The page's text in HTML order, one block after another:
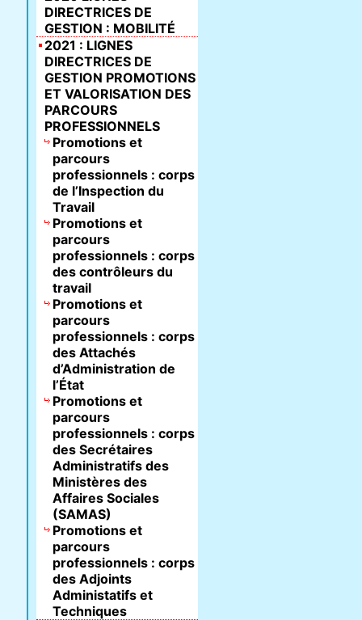
DIRECTRICES DE
GESTION : MOBILITÉ
2021 : LIGNES
DIRECTRICES DE
GESTION PROMOTIONS
ET VALORISATION DES
PARCOURS
PROFESSIONNELS
Promotions et
parcours
professionnels : corps
de l’Inspection du
Travail
Promotions et
parcours
professionnels : corps
des contrôleurs du
travail
Promotions et
parcours
professionnels : corps
des Attachés
d’Administration de
l’État
Promotions et
parcours
professionnels : corps
des Secrétaires
Administratifs des
Ministères des
Affaires Sociales
(SAMAS)
Promotions et
parcours
professionnels : corps
des Adjoints
Administatifs et
Techniques